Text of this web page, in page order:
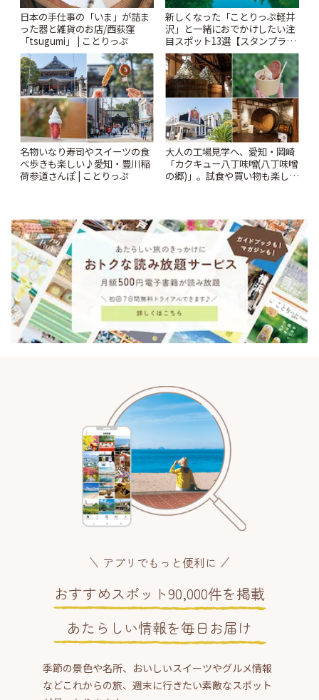
日本の手仕事の「いま」が詰ま
った器と雑貨のお店/西荻窪
「tsugumi」 | ことりっぷ
新しくなった「ことりっぷ軽井
沢」と一緒におでかけしたい注
目スポット13選【スタンプラリ
ー開催中】 | ことりっぷ
名物いなり寿司やスイーツの食
べ歩きも楽しい♪愛知・豊川稲
荷参道さんぽ | ことりっぷ
大人の工場見学へ、愛知・岡崎
「カクキュー八丁味噌(八丁味噌
の郷)」。試食や買い物も楽しみ
アプリでもっと便利に
おすすめスポット90,000件を掲載
あたらしい情報を毎日お届け
季節の景色や名所、おいしいスイーツやグルメ情報
などこれからの旅、週末に行きたい素敵なスポット